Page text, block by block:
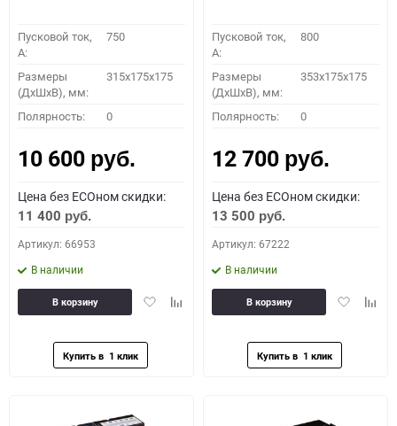
Пусковой ток,
A:
750
Размеры
(ДхШхВ), мм:
315x175x175
Полярность: 0
10 600 руб.
Цена без ECOном скидки:
11 400 руб.
Артикул: 66953
В наличии
ДобавитьДобавить
В корзину
Пусковой ток,
A:
800
Размеры
(ДхШхВ), мм:
353x175x175
Полярность: 0
12 700 руб.
Цена без ECOном скидки:
13 500 руб.
Артикул: 67222
В наличии
Добавить
В корзину